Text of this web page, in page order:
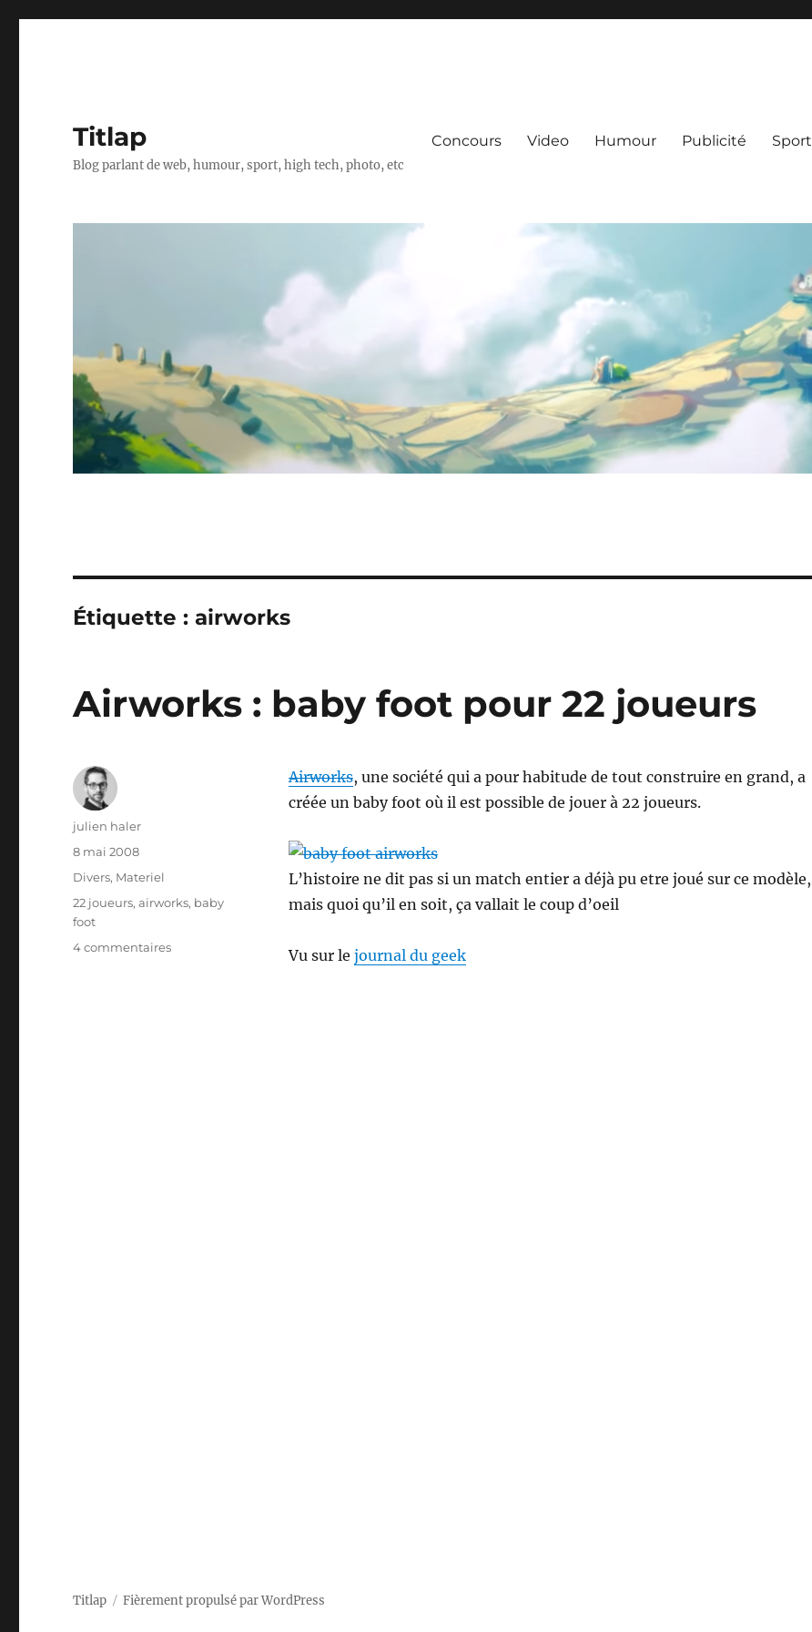
Titlap
Blog parlant de web, humour, sport, high tech, photo, etc
Concours Video Humour Publicité Sport
Étiquette :airworks
Airworks : baby foot pour 22 joueurs
Airworks, une société qui a pour habitude de tout construire en grand, a
créée un baby foot où il est possible de jouer à 22 joueurs.
L’histoire ne dit pas si un match entier a déjà pu etre joué sur ce modèle,
mais quoi qu’il en soit, ça vallait le coup d’oeil
Vu sur le journal du geek
Auteur
julien haler
Publié
8 mai 2008
Catégories
Divers, Materiel
Étiquettes
22 joueurs,airworks, baby
foot
4 commentairessur
Titlap Fièrement propulsé par WordPress